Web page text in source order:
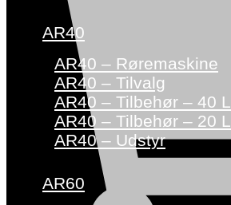
AR40
AR40 – Røremaskine
AR40 – Tilvalg
AR40 – Tilbehør – 40 L
AR40 – Tilbehør – 20 L
AR40 – Udstyr
AR60